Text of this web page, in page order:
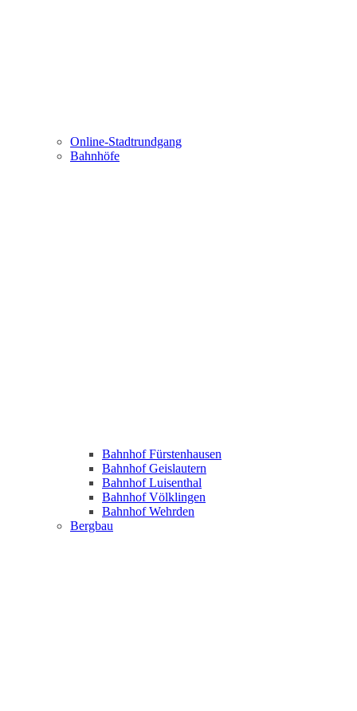
Online-Stadtrundgang
Bahnhöfe
Bahnhof Fürstenhausen
Bahnhof Geislautern
Bahnhof Luisenthal
Bahnhof Völklingen
Bahnhof Wehrden
Bergbau